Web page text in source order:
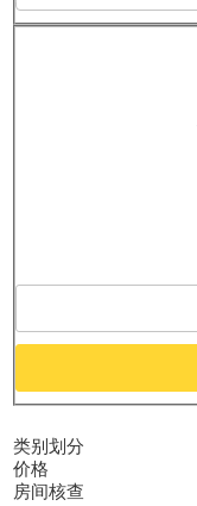
类别划分
价格
房间核查